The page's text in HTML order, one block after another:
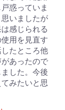
惑っていま
いましたが
感じられる
用を見直す
たところ他
あったので
した。今後
みたいと思